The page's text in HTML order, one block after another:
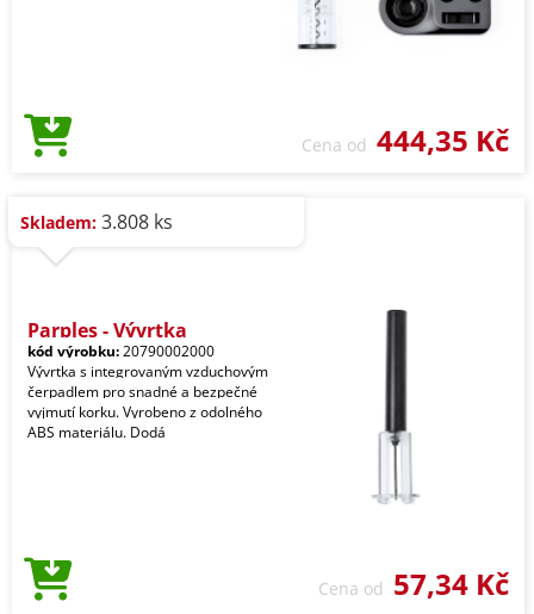
Cena od 444,35 Kč
Skladem: 3.808 ks
Parples - Vývrtka
kód výrobku:20790002000
Vývrtka s integrovaným vzduchovým
čerpadlem pro snadné a bezpečné
vyjmutí korku. Vyrobeno z odolného
ABS materiálu. Dodá
Cena od 57,34 Kč